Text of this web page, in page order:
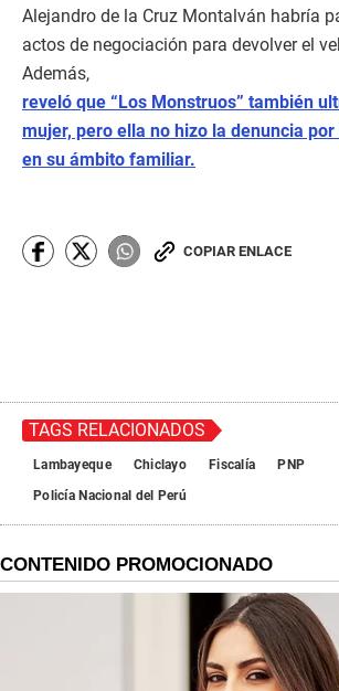
Alejandro de la Cruz Montalván habría
actos de negociación para devolver el
Además,
reveló que “Los Monstruos” también
mujer, pero ella no hizo la denuncia
en su ámbito familiar.
COPIAR ENLACE
TAGS RELACIONADOS
Lambayeque Chiclayo Fiscalía
PNP
Policía Nacional del Perú